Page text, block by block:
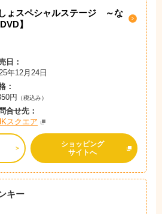
ょスペシャルステージ ～な
】
日：
年12月24日
：
円
（税込み）
合せ先：
スクエア
ショッピング
サイトへ
キー